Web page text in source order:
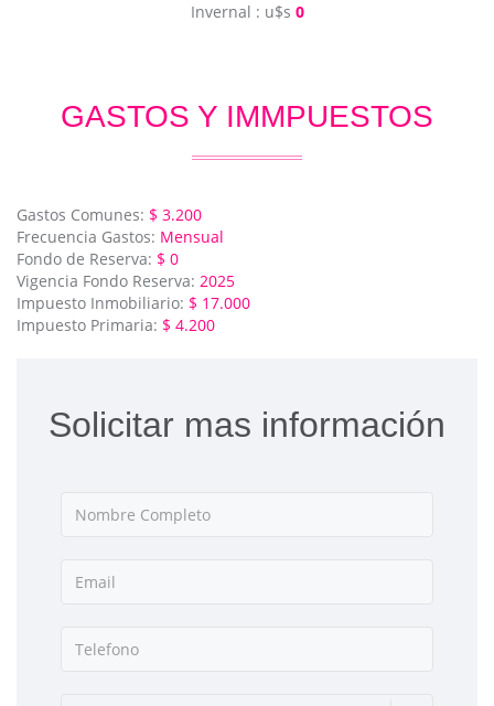
Invernal : u$s 0
GASTOS Y IMMPUESTOS
Gastos Comunes: $ 3.200
Frecuencia Gastos: Mensual
Fondo de Reserva: $ 0
Vigencia Fondo Reserva: 2025
Impuesto Inmobiliario: $ 17.000
Impuesto Primaria: $ 4.200
Solicitar mas información